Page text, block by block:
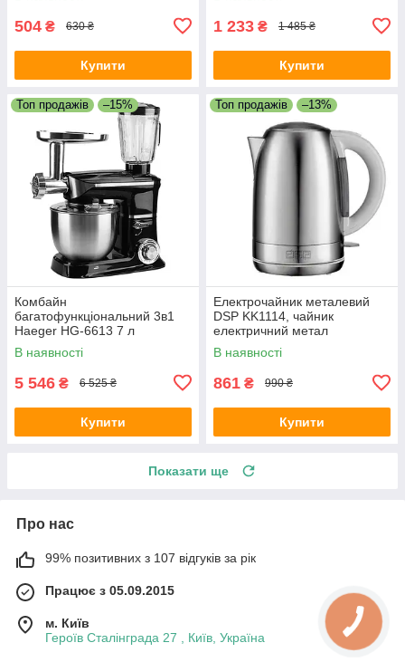
504 ₴ 630 ₴
Купити
1 233 ₴ 1 485 ₴
Купити
Топ продажів –15%
Комбайн
багатофункціональний 3в1
Haeger HG-6613 7 л
В наявності
5 546 ₴ 6 525 ₴
Купити
Топ продажів –13%
Електрочайник металевий
DSP KK1114, чайник
електричний метал
В наявності
861 ₴ 990 ₴
Купити
Показати ще
Про нас
99% позитивних з 107 відгуків за рік
Працює з 05.09.2015
м. Київ
Героїв Сталінграда 27 , Київ, Україна